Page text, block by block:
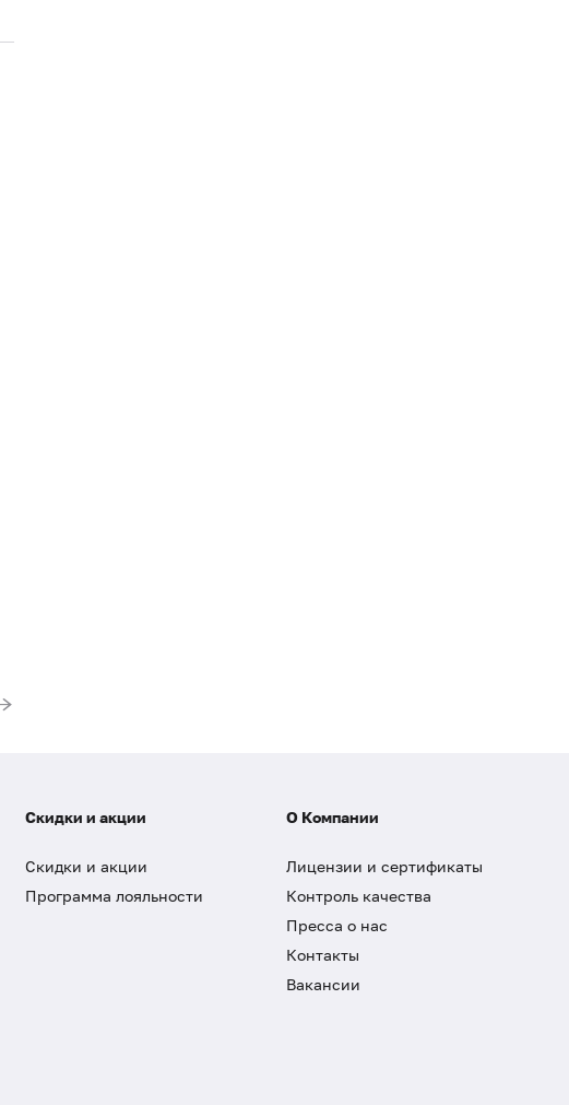
Скидки и акции
Скидки и акции
Программа лояльности
О Компании
Лицензии и сертификаты
Контроль качества
Пресса о нас
Контакты
Вакансии